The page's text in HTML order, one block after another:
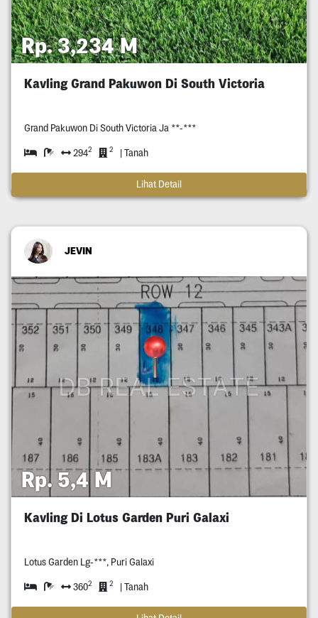
Rp. 3,234 M
Kavling Grand Pakuwon Di South Victoria
Grand Pakuwon Di South Victoria Ja **-***
2942 2 | Tanah
Lihat Detail
JEVIN
Rp. 5,4 M
Kavling Di Lotus Garden Puri Galaxi
Lotus Garden Lg-***, Puri Galaxi
3602 2 | Tanah